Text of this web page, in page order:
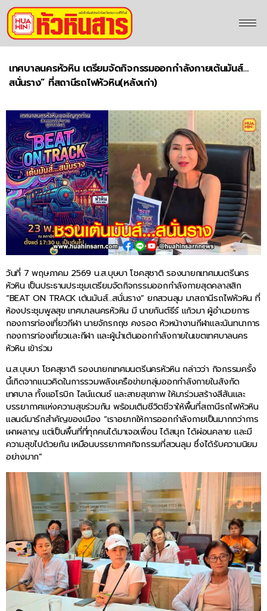
เทศบาลนครหัวหิน เตรียมจัดกิจกรรมออกกำลังกายเต้นมันส์…
สนั่นราง” ที่สถานีรถไฟหัวหิน(หลังเก่า)
วันที่ 7 พฤษภาคม 2569 น.ส.บุษบา โชคสุชาติ รองนายกเทศมนตรีนคร
หัวหิน เป็นประธานประชุมเตรียมจัดกิจกรรมออกกำลังกายสุดคลาสสิก
“BEAT ON TRACK เต้นมันส์…สนั่นราง” ยกสวนลุม มาสถานีรถไฟหัวหิน ที่
ห้องประชุมพูลสุข เทศบาลนครหัวหิน มี นายกันต์ธีร์ แก้วมา ผู้อำนวยการ
กองการท่องเที่ยวกีฬา นายจักรกฤช คงรอด หัวหน้างานกีฬาและนันทนาการ
กองการท่องเที่ยวและกีฬา และผู้นำเต้นออกกำลังกายในเขตเทศบาลนคร
หัวหิน เข้าร่วม
น.ส.บุษบา โชคสุชาติ รองนายกเทศมนตรีนครหัวหิน กล่าวว่า กิจกรรมครั้ง
นี้เกิดจากแนวคิดในการรวมพลังเครือข่ายกลุ่มออกกำลังกายในสังกัด
เทศบาล ทั้งแอโรบิก ไลน์แดนซ์ และสายสุขภาพ ให้มาร่วมสร้างสีสันและ
บรรยากาศแห่งความสุขร่วมกัน พร้อมเติมชีวิตชีวาให้พื้นที่สถานีรถไฟหัวหิน
แลนด์มาร์กสำคัญของเมือง “เราอยากให้การออกกำลังกายเป็นมากกว่าการ
เผาผลาญ แต่เป็นพื้นที่ที่ทุกคนได้มาเจอเพื่อน ได้สนุก ได้ผ่อนคลาย และมี
ความสุขไปด้วยกัน เหมือนบรรยากาศกิจกรรมที่สวนลุม ซึ่งได้รับความนิยม
อย่างมาก”